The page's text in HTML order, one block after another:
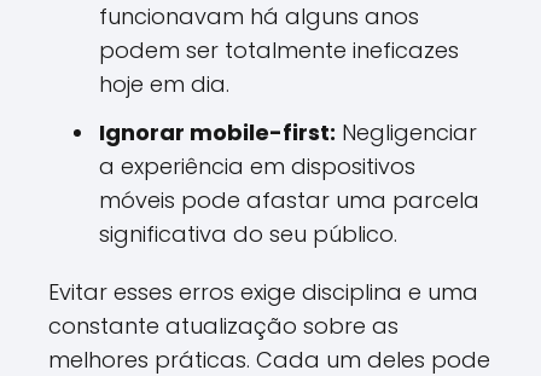
funcionavam há alguns anos
podem ser totalmente ineficazes
hoje em dia.
Ignorar mobile-first: Negligenciar
a experiência em dispositivos
móveis pode afastar uma parcela
significativa do seu público.
Evitar esses erros exige disciplina e uma
constante atualização sobre as
melhores práticas. Cada um deles pode